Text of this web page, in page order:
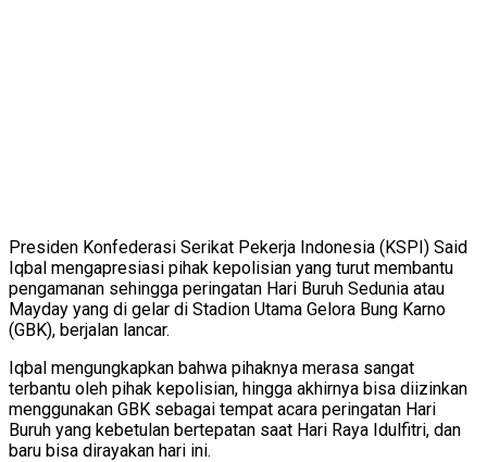
Presiden Konfederasi Serikat Pekerja Indonesia (KSPI) Said
Iqbal mengapresiasi pihak kepolisian yang turut membantu
pengamanan sehingga peringatan Hari Buruh Sedunia atau
Mayday yang di gelar di Stadion Utama Gelora Bung Karno
(GBK), berjalan lancar.
Iqbal mengungkapkan bahwa pihaknya merasa sangat
terbantu oleh pihak kepolisian, hingga akhirnya bisa diizinkan
menggunakan GBK sebagai tempat acara peringatan Hari
Buruh yang kebetulan bertepatan saat Hari Raya Idulfitri, dan
baru bisa dirayakan hari ini.